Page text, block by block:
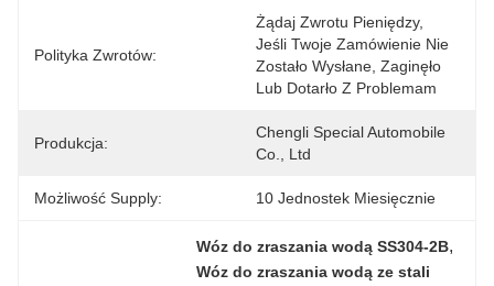
Polityka Zwrotów:
Żądaj Zwrotu Pieniędzy,
Jeśli Twoje Zamówienie Nie
Zostało Wysłane, Zaginęło
Lub Dotarło Z Problemam
Produkcja:
Chengli Special Automobile
Co., Ltd
Możliwość Supply: 10 Jednostek Miesięcznie
Wóz do zraszania wodą SS304-2B
Wóz do zraszania wodą ze stali